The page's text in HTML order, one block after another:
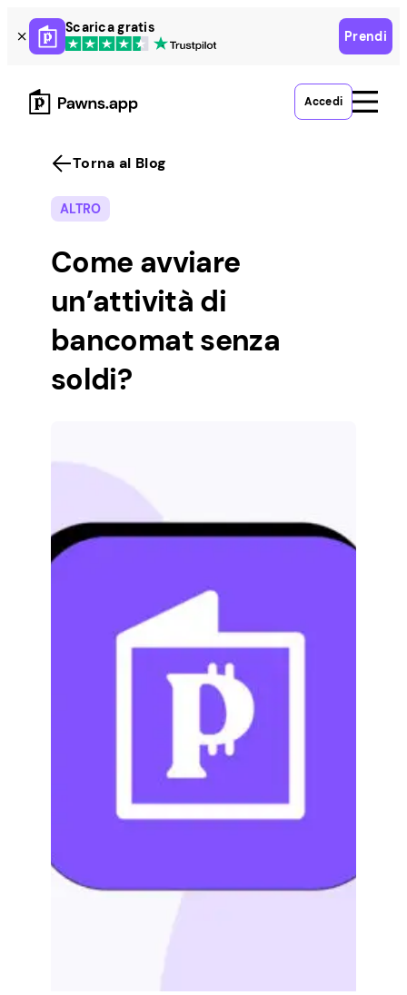
Skip
to
content
Scarica gratis
Prendi
Accedi
Torna al Blog
ALTRO
Come avviare
un’attività di
bancomat senza
soldi?